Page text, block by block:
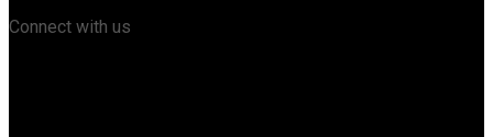
Connect with us